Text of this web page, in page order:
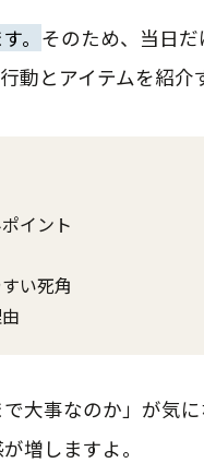
。 そのため、当日
動とアイテムを紹介
イント
い死角
大事なのか」が気に
増しますよ。